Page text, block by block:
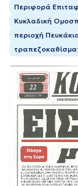
Περιφορά
Κυκλαδική
περιοχή